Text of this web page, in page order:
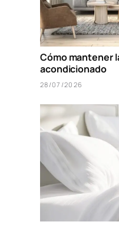
Cómo mantener
acondicionado
28/07/2026